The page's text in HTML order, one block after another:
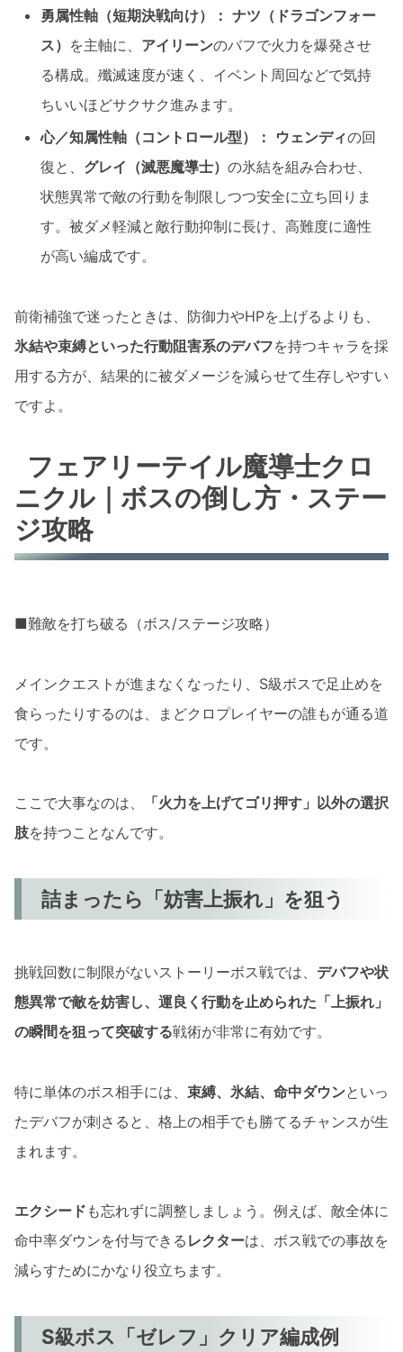
勇属性軸（短期決戦向け）： ナツ（ドラゴンフォー
ス） を主軸に、 アイリーンのバフで火力を爆発させ
る構成。殲滅速度が速く、イベント周回などで気持
ちいいほどサクサク進みます。
心／知属性軸（コントロール型）：
ウェンディの回
復と、 グレイ（滅悪魔導士）の氷結を組み合わせ、
状態異常で敵の行動を制限しつつ安全に立ち回りま
す。被ダメ軽減と敵行動抑制に長け、高難度に適性
が高い編成です。
前衛補強で迷ったときは、防御力やHPを上げるよりも、
氷結や束縛といった行動阻害系のデバフを持つキャラを採
用する方が、結果的に被ダメージを減らせて生存しやすい
ですよ。
フェアリーテイル魔導士クロ
ニクル｜ボスの倒し方・ステー
ジ攻略
■難敵を打ち破る（ボス/ステージ攻略）
メインクエストが進まなくなったり、S級ボスで足止めを
食らったりするのは、まどクロプレイヤーの誰もが通る道
です。
ここで大事なのは、
「火力を上げてゴリ押す」以外の選択
肢を持つことなんです。
詰まったら「妨害上振れ」を狙う
挑戦回数に制限がないストーリーボス戦では、 デバフや状
態異常で敵を妨害し、運良く行動を止められた「上振れ」
の瞬間を狙って突破する戦術が非常に有効です。
特に単体のボス相手には、 束縛、氷結、命中ダウンといっ
たデバフが刺さると、格上の相手でも勝てるチャンスが生
まれます。
エクシード も忘れずに調整しましょう。例えば、敵全体に
命中率ダウンを付与できる レクターは、ボス戦での事故を
減らすためにかなり役立ちます。
S級ボス「ゼレフ」クリア編成例